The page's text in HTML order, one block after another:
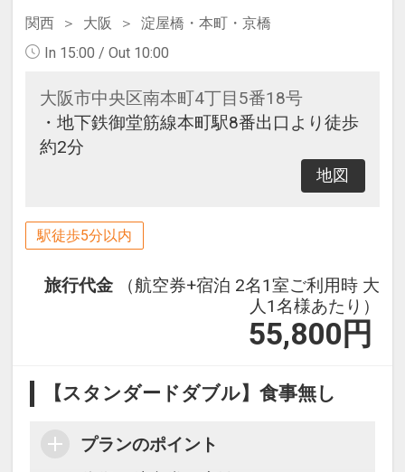
関西 大阪
淀屋橋・本町・京橋
In 15:00 / Out 10:00
大阪市中央区南本町4丁目5番18号
・地下鉄御堂筋線本町駅8番出口より徒歩
約2分
地図
駅徒歩5分以内
旅行代金
（航空券+宿泊 2名1室ご利用時 大
人1名様あたり）
55,800 円
【スタンダードダブル】食事無し
プランのポイント